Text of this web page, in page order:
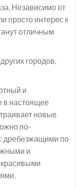
Независимо от
просто интерес к
отличным
городов,
и
в настоящее
новые
по-
дребезжащими по
и